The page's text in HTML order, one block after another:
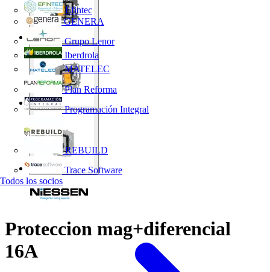
Efintec
GENERA
Grupo Lenor
Iberdrola
MATELEC
Plan Reforma
Programación Integral
REBUILD
Trace Software
Todos los socios
Proteccion mag+diferencial
16A